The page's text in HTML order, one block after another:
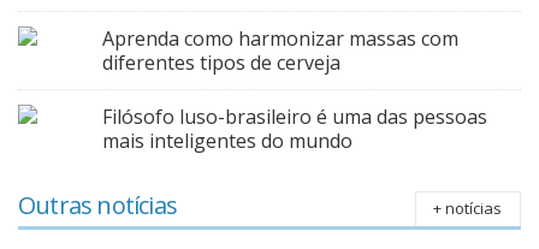
Aprenda como harmonizar massas com
diferentes tipos de cerveja
Filósofo luso-brasileiro é uma das pessoas
mais inteligentes do mundo
Outras notícias + notícias